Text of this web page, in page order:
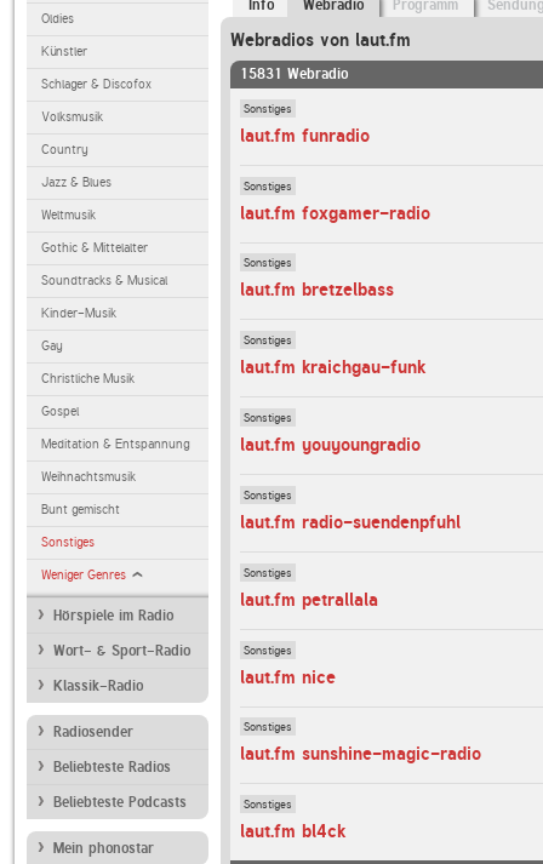
Oldies
Künstler
Schlager & Discofox
Volksmusik
Country
Jazz & Blues
Weltmusik
Gothic & Mittelalter
Soundtracks & Musical
Kinder-Musik
Gay
Christliche Musik
Gospel
Meditation & Entspannung
Weihnachtsmusik
Bunt gemischt
Sonstiges
Weniger Genres
Hörspiele im Radio
Wort- & Sport-Radio
Klassik-Radio
Radiosender
Beliebteste Radios
Beliebteste Podcasts
Mein phonostar
Info Webradio Programm
Webradios von laut.fm
15831 Webradio
Sonstiges
laut.fm funradio
Sonstiges
laut.fm foxgamer-radio
Sonstiges
laut.fm bretzelbass
Sonstiges
laut.fm kraichgau-funk
Sonstiges
laut.fm youyoungradio
Sonstiges
laut.fm radio-suendenpfuhl
Sonstiges
laut.fm petrallala
Sonstiges
laut.fm nice
Sonstiges
laut.fm sunshine-magic-radio
Sonstiges
laut.fm bl4ck